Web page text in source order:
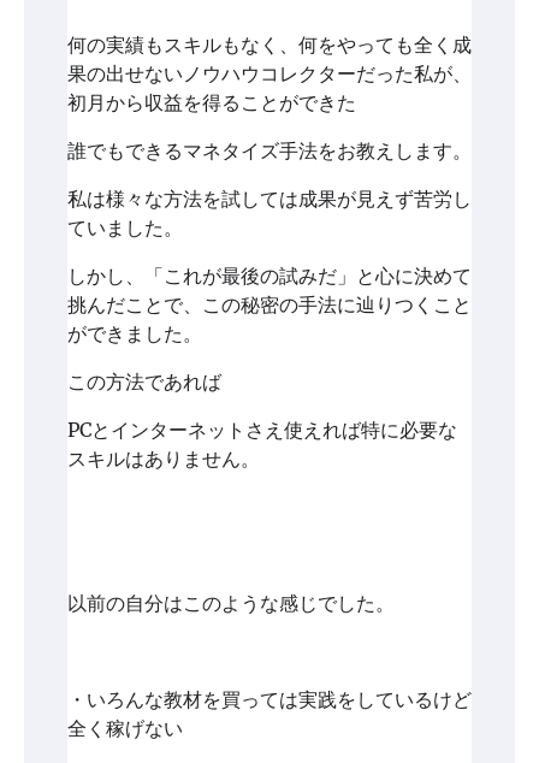
何の実績もスキルもなく、何をやっても全く成
果の出せないノウハウコレクターだった私が、
初月から収益を得ることができた
誰でもできるマネタイズ手法をお教えします。
私は様々な方法を試しては成果が見えず苦労し
ていました。
しかし、「これが最後の試みだ」と心に決めて
挑んだことで、この秘密の手法に辿りつくこと
ができました。
この方法であれば
PCとインターネットさえ使えれば特に必要な
スキルはありません。
以前の自分はこのような感じでした。
・いろんな教材を買っては実践をしているけど
全く稼げない